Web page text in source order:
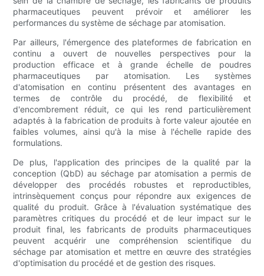
pharmaceutiques peuvent prévoir et améliorer les
performances du système de séchage par atomisation.
Par ailleurs, l'émergence des plateformes de fabrication en
continu a ouvert de nouvelles perspectives pour la
production efficace et à grande échelle de poudres
pharmaceutiques par atomisation. Les systèmes
d'atomisation en continu présentent des avantages en
termes de contrôle du procédé, de flexibilité et
d'encombrement réduit, ce qui les rend particulièrement
adaptés à la fabrication de produits à forte valeur ajoutée en
faibles volumes, ainsi qu'à la mise à l'échelle rapide des
formulations.
De plus, l'application des principes de la qualité par la
conception (QbD) au séchage par atomisation a permis de
développer des procédés robustes et reproductibles,
intrinsèquement conçus pour répondre aux exigences de
qualité du produit. Grâce à l'évaluation systématique des
paramètres critiques du procédé et de leur impact sur le
produit final, les fabricants de produits pharmaceutiques
peuvent acquérir une compréhension scientifique du
séchage par atomisation et mettre en œuvre des stratégies
d'optimisation du procédé et de gestion des risques.